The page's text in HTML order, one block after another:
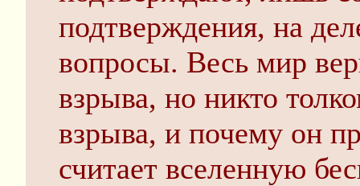
подтверждения, на
вопросы. Весь мир
взрыва, но никто
взрыва, и почему он
считает вселенную